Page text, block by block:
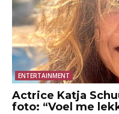
ENTERTAINMENT
Actrice Katja
foto: “Voel me